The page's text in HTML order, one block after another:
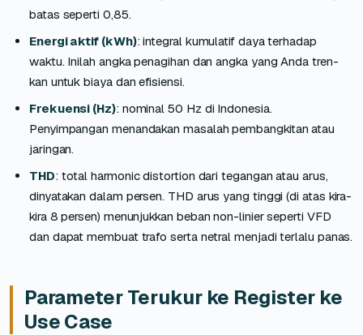
batas seperti 0,85.
Energi aktif (kWh): integral kumulatif daya terhadap
waktu. Inilah angka penagihan dan angka yang Anda tren-
kan untuk biaya dan efisiensi.
Frekuensi (Hz): nominal 50 Hz di Indonesia.
Penyimpangan menandakan masalah pembangkitan atau
jaringan.
THD: total harmonic distortion dari tegangan atau arus,
dinyatakan dalam persen. THD arus yang tinggi (di atas kira-
kira 8 persen) menunjukkan beban non-linier seperti VFD
dan dapat membuat trafo serta netral menjadi terlalu panas.
Parameter Terukur ke Register ke
Use Case